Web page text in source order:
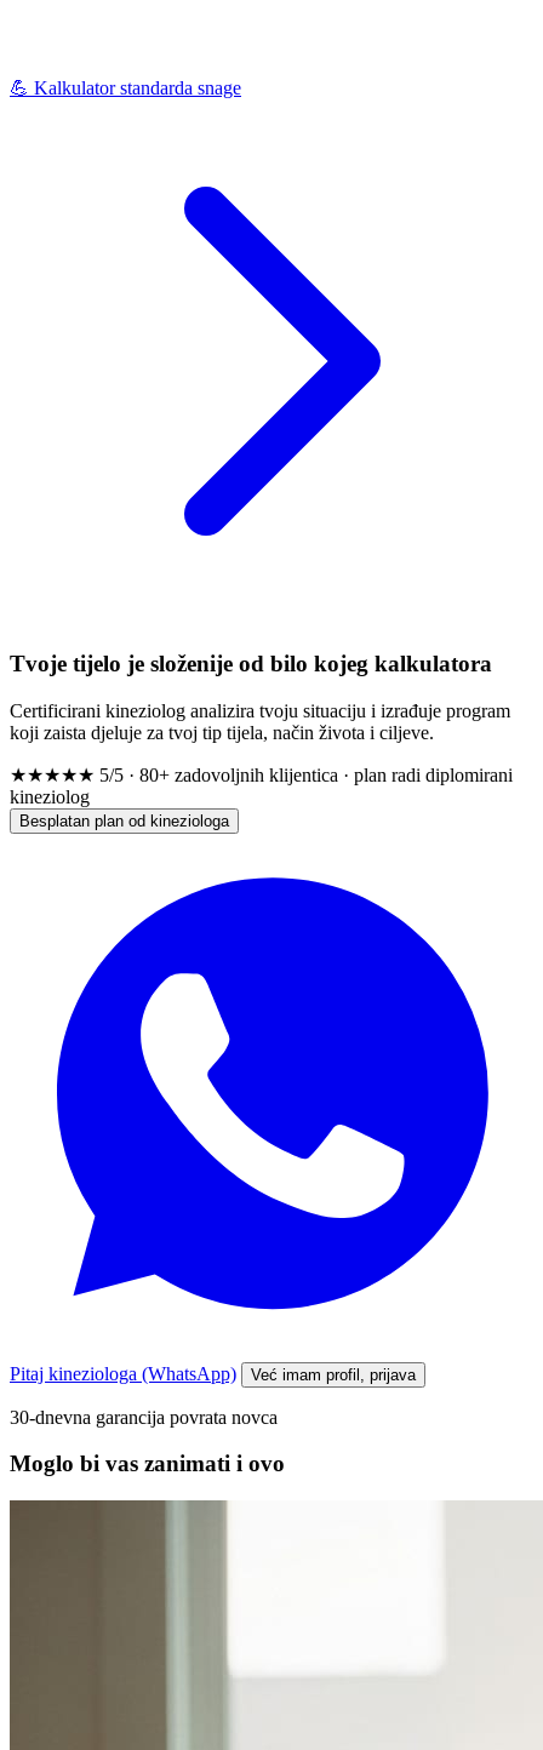
💪 Kalkulator standarda snage
Tvoje tijelo je složenije od bilo kojeg kalkulatora
Certificirani kineziolog analizira tvoju situaciju i izrađuje program
koji zaista djeluje za tvoj tip tijela, način života i ciljeve.
★★★★★ 5/5 · 80+ zadovoljnih klijentica · plan radi diplomirani
kineziolog
Besplatan plan od kineziologa
Pitaj kineziologa (WhatsApp) Već imam profil, prijava
30-dnevna garancija povrata novca
Moglo bi vas zanimati i ovo